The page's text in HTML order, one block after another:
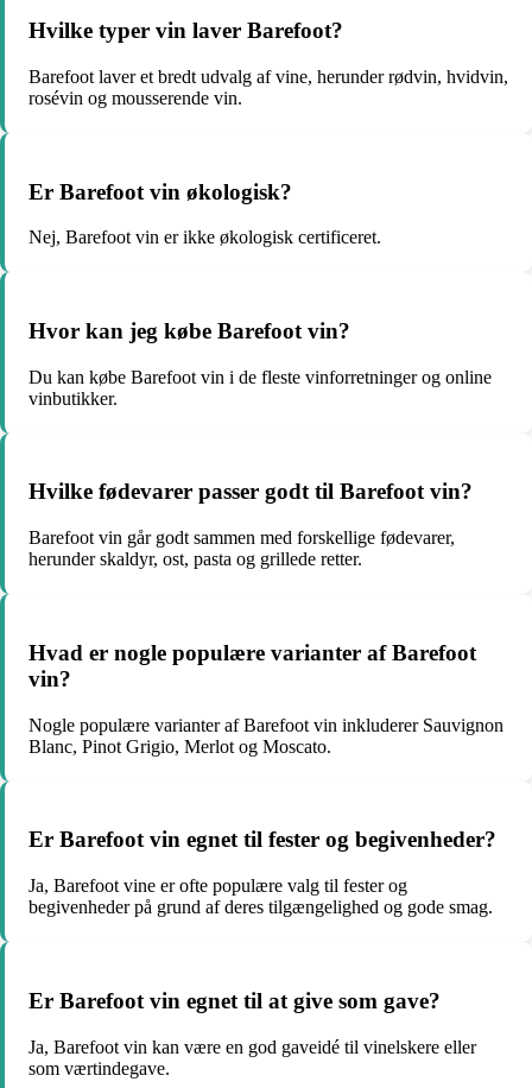
Hvilke typer vin laver Barefoot?
Barefoot laver et bredt udvalg af vine, herunder rødvin, hvidvin,
rosévin og mousserende vin.
Er Barefoot vin økologisk?
Nej, Barefoot vin er ikke økologisk certificeret.
Hvor kan jeg købe Barefoot vin?
Du kan købe Barefoot vin i de fleste vinforretninger og online
vinbutikker.
Hvilke fødevarer passer godt til Barefoot vin?
Barefoot vin går godt sammen med forskellige fødevarer,
herunder skaldyr, ost, pasta og grillede retter.
Hvad er nogle populære varianter af Barefoot
vin?
Nogle populære varianter af Barefoot vin inkluderer Sauvignon
Blanc, Pinot Grigio, Merlot og Moscato.
Er Barefoot vin egnet til fester og begivenheder?
Ja, Barefoot vine er ofte populære valg til fester og
begivenheder på grund af deres tilgængelighed og gode smag.
Er Barefoot vin egnet til at give som gave?
Ja, Barefoot vin kan være en god gaveidé til vinelskere eller
som værtindegave.